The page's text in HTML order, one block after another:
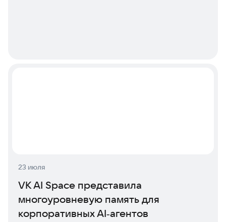
23 июля
VK AI Space представила
многоуровневую память для
корпоративных AI‑агентов